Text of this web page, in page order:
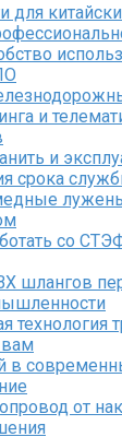
для
и
и
срока
со
шлангов
технология
вам
в
от